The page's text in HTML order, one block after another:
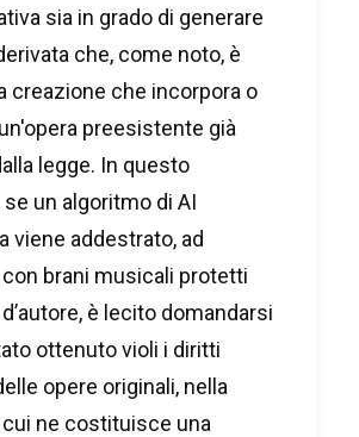
sia in grado di generare
che, come noto, è
creazione che incorpora o
preesistente già
legge. In questo
un algoritmo di AI
viene addestrato, ad
brani musicali protetti
è lecito domandarsi
ottenuto violi i diritti
opere originali, nella
ne costituisce una